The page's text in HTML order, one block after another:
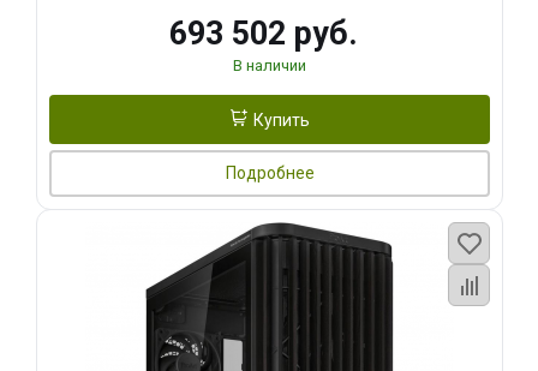
693 502 руб.
В наличии
Купить
Подробнее